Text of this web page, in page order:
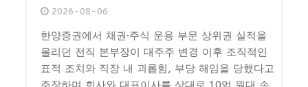
2026-08-06
한양증권에서 채권·주식 운용 부문 상위권 실적을
올리던 전직 본부장이 대주주 변경 이후 조직적인
표적 조치와 직장 내 괴롭힘, 부당 해임을 당했다고